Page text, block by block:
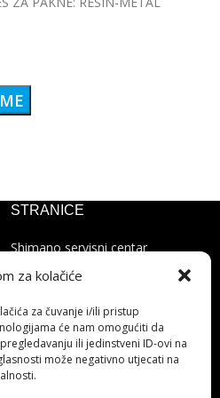
za kolačiće
za čuvanje i/ili pristup
će nam omogućiti da
ili jedinstveni ID-ovi na
može negativno utjecati na
STRANICE
Shimano servisni centar
Kontakt
Cjenik servisa